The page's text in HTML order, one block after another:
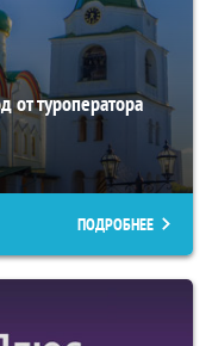
от туроператора
ПОДРОБНЕЕ